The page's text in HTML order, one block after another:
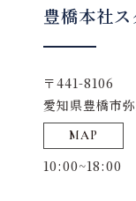
豊橋本社ス
〒441-8106
愛知県豊橋市
MAP
10:00~18:00